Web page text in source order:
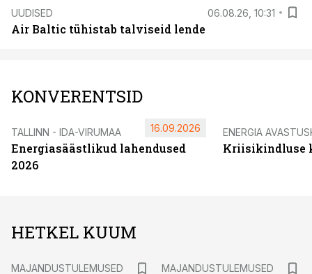
UUDISED 06.08.26, 10:31
Air Baltic tühistab talviseid lende
KONVERENTSID
TALLINN - IDA-VIRUMAA
Energiasäästlikud lahendused
2026
16.09.2026 ENERGIA
Kriisikindluse
HETKEL KUUM
MAJANDUSTULEMUSED
MAJANDUSTULEMUSED